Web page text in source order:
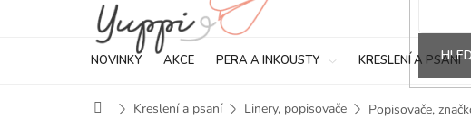
NOVINKY AKCE PERA A INKOUSTY KRESLENÍ A PSANÍ
DomůKreslení a psaní Linery, popisovače Popisovače,